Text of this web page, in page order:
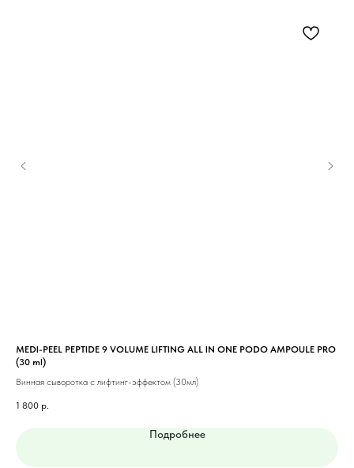
MEDI-PEEL PEPTIDE 9 VOLUME LIFTING ALL IN ONE PODO AMPOULE PRO
(30 ml)
Винная сыворотка с лифтинг-эффектом (30мл)
1 800 р.
Подробнее